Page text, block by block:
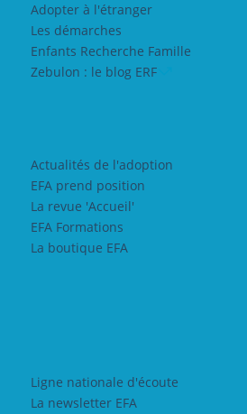
Adopter à l'étranger
Les démarches
Enfants Recherche Famille
Zebulon : le blog ERF
Actualités de l'adoption
EFA prend position
La revue 'Accueil'
EFA Formations
La boutique EFA
Ligne nationale d'écoute
La newsletter EFA